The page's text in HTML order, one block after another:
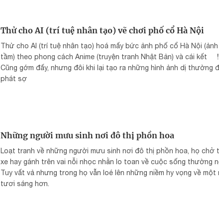
Thử cho AI (trí tuệ nhân tạo) vẽ chơi phố cổ Hà Nội
Thử cho AI (trí tuệ nhân tạo) hoá mấy bức ảnh phố cổ Hà Nội
tầm) theo phong cách Anime (truyện tranh Nhật Bản) và cái kết
Cũng gớm đấy, nhưng đôi khi lại tạo ra những hình ảnh dị thường
phát sợ
Những người mưu sinh nơi đô thị phồn hoa
Loạt tranh về những người mưu sinh nơi đô thị phồn hoa, họ chở
xe hay gánh trên vai nỗi nhọc nhằn lo toan về cuộc sống thường
Tuy vất vả nhưng trong họ vẫn loé lên những niềm hy vọng về một
tươi sáng hơn.